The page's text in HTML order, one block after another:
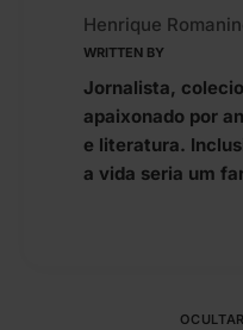
WRITTEN BY
Henrique
Jornalista,
apaixonado por
e literatura.
a vida seria um